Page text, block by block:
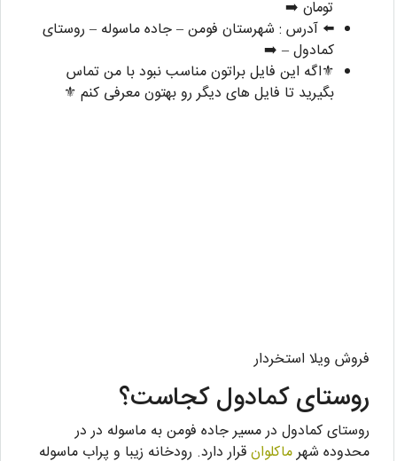
تومان ➡️
⬅️ آدرس : شهرستان فومن – جاده ماسوله – روستای
کمادول – ➡️
⚜️اگه این فایل براتون مناسب نبود با من تماس
بگیرید تا فایل های دیگر رو بهتون معرفی کنم ⚜️
فروش ویلا استخردار
روستای کمادول کجاست؟
روستای کمادول در مسیر جاده فومن به ماسوله در در
محدوده شهرماکلوانقرار دارد. رودخانه زیبا و پراب ماسوله